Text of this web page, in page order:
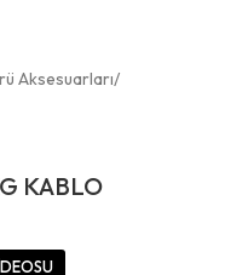
Aksesuarları
KABLO